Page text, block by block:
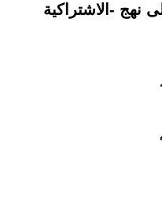
نهج -الاشتراكية